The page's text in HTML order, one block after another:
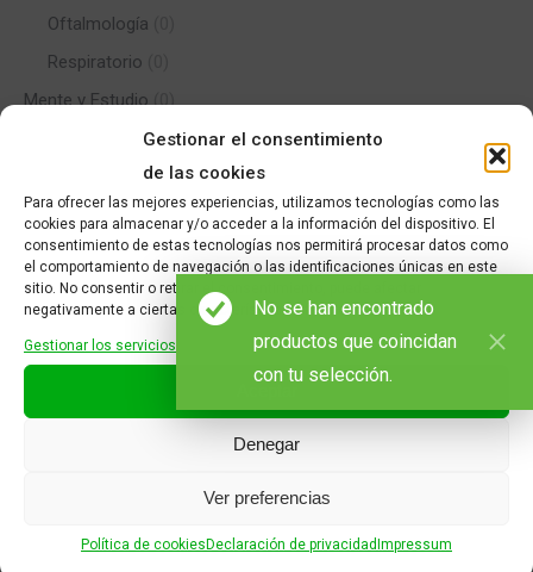
Gestionar el consentimiento
de las cookies
Para ofrecer las mejores experiencias, utilizamos tecnologías como las
cookies para almacenar y/o acceder a la información del dispositivo. El
consentimiento de estas tecnologías nos permitirá procesar datos como
el comportamiento de navegación o las identificaciones únicas en este
sitio. No consentir o retirar el consentimiento, puede afectar
negativamente a ciertas características y funciones.
Gestionar los servicios
Denegar
Ver preferencias
Política de cookiesDeclaración de privacidadImpressum
No se han encontrado
productos que coincidan
con tu selección.
Oftalmología
Respiratorio
Mente y Estudio (0)
MUNDO NATURAL (0)
PARAFARMACIA (1)
SALUD
(7)
VETERINARIA (0)
¿Necesitas más información? Contacta con nosotros